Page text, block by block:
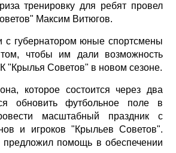
тренировку для ребят провел
Максим Витюгов.
с губернатором юные спортсмены
чтобы им дали возможность
"Крылья Советов" в новом сезоне.
которое состоится через два
обновить футбольное поле в
масштабный праздник с
и игроков "Крыльев Советов".
предложил помощь в обеспечении